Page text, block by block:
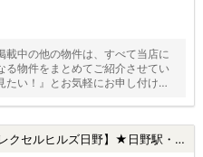
載中の他の物件は、すべて当店に
る物件をまとめてご紹介させてい
い！』とお気軽にお申し付けく
日野市日野本町 中古マンション【レクセルヒルズ日野】★日野駅・駅徒歩５分以内・新規リフォーム・ペット飼育可★|日野市日野本町3丁目の中古マンション